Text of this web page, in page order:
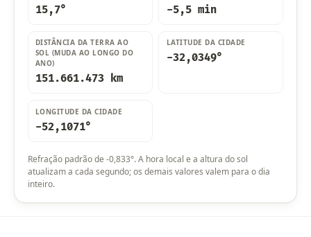
15,7° -5,5 min
DISTÂNCIA DA TERRA AO
SOL (MUDA AO LONGO DO
ANO)
151.661.473 km
LATITUDE DA CIDADE
-32,0349°
LONGITUDE DA CIDADE
-52,1071°
Refração padrão de -0,833°. A hora local e a altura do sol
atualizam a cada segundo; os demais valores valem para o dia
inteiro.